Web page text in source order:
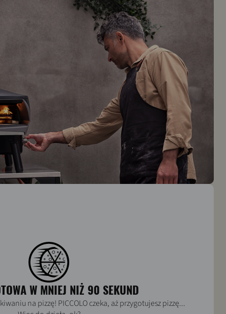
W MNIEJ NIŻ 90 SEKUND
na pizzę! PICCOLO czeka, aż przygotujesz pizzę...